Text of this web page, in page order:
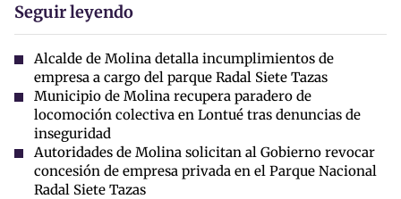
Seguir leyendo
Alcalde de Molina detalla incumplimientos de
empresa a cargo del parque Radal Siete Tazas
Municipio de Molina recupera paradero de
locomoción colectiva en Lontué tras denuncias de
inseguridad
Autoridades de Molina solicitan al Gobierno revocar
concesión de empresa privada en el Parque Nacional
Radal Siete Tazas